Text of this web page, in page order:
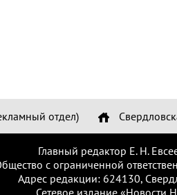
отдел)
Главный редактор Е. Н.
с ограниченной
Адрес редакции: 624130,